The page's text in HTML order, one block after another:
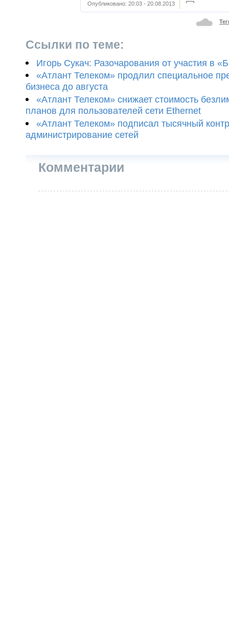
Опубликовано: 20:03 - 20.08.2013
Ссылки по теме:
Игорь Сукач: Разочарования от участия в
«Атлант Телеком» продлил специальное
бизнеса до августа
«Атлант Телеком» снижает стоимость
планов для пользователей сети Ethernet
«Атлант Телеком» подписал тысячный
администрирование сетей
Комментарии